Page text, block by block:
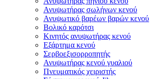
Ανυψωτήρας σωλήνων κενού
Ανυψωτικό βαρέων βαρών κενού
Βολικό καρότσι
Κινητός ανυψωτήρας κενού
Εξάρτημα κενού
Σερβοεξισορροπητής
Ανυψωτήρας κενού γυαλιού
Πνευματικός χειριστής